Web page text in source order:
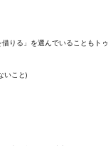
りる」を選んでいることもト
いこと)